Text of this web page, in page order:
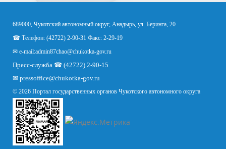
689000, Чукотский автономный округ, Анадырь, ул. Беринга, 20
☎ Телефон: (42722) 2-90-31 Факс: 2-29-19
✉ e-mail:admin87chao@chukotka-gov.ru
Пресс-служба ☎ (42722) 2-90-15
✉ pressoffice@chukotka-gov.ru
© 2026 Портал государственных органов Чукотского автономного округа